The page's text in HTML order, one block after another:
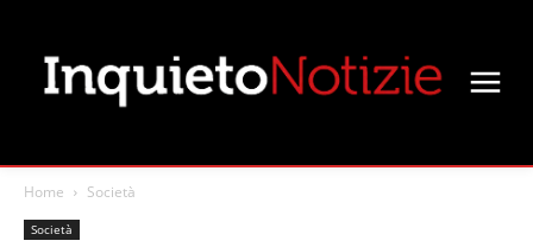
Home Società
Società